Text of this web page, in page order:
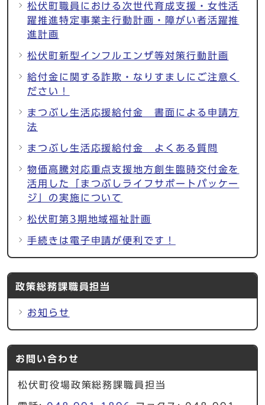
松伏町職員における次世代育成支援・女性活
躍推進特定事業主行動計画・障がい者活躍推
進計画
松伏町新型インフルエンザ等対策行動計画
給付金に関する詐欺・なりすましにご注意く
ださい！
まつぶし生活応援給付金 書面による申請方
法
まつぶし生活応援給付金 よくある質問
物価高騰対応重点支援地方創生臨時交付金を
活用した「まつぶしライフサポートパッケー
ジ」の実施について
松伏町第3期地域福祉計画
手続きは電子申請が便利です！
政策総務課職員担当
お知らせ
お問い合わせ
松伏町役場政策総務課職員担当